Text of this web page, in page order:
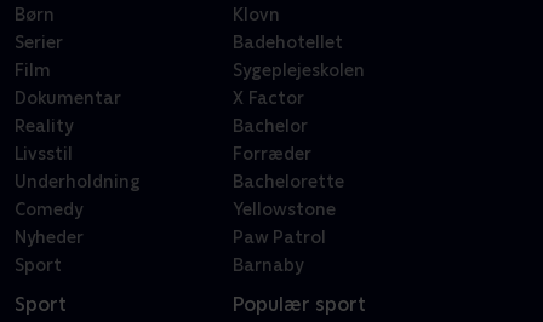
Børn
Serier
Film
Dokumentar
Reality
Livsstil
Underholdning
Comedy
Nyheder
Sport
Klovn
Badehotellet
Sygeplejeskolen
X Factor
Bachelor
Forræder
Bachelorette
Yellowstone
Paw Patrol
Barnaby
Sport Populær sport